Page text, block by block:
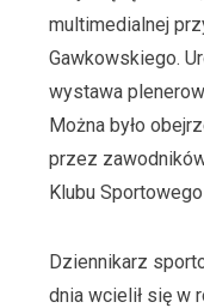
multimedialnej
Gawkowskiego.
wystawa
Można było
przez
Klubu
Dziennikarz
dnia wcielił się w